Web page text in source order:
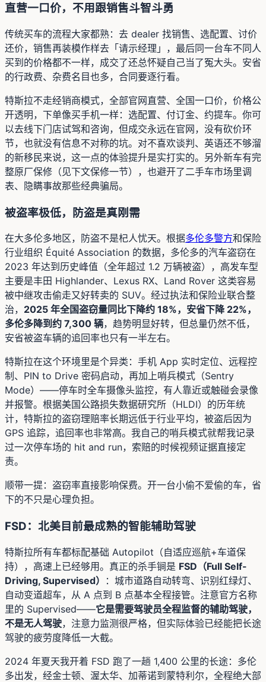
直营一口价，不用跟销售斗智斗勇
传统买车的流程大家都熟：去 dealer 找销售、选配置、讨价
还价，销售再装模作样去「请示经理」，最后同一台车不同人
买到的价格都不一样，成交了还总怀疑自己当了冤大头。安省
的行政费、杂费名目也多，合同要逐行看。
特斯拉不走经销商模式，全部官网直营、全国一口价，价格公
开透明，下单像买手机一样：选配置、付订金、约提车。你可
以去线下门店试驾和咨询，但成交永远在官网，没有砍价环
节，也就没有信息不对称的坑。对不喜欢谈判、英语还不够溜
的新移民来说，这一点的体验提升是实打实的。另外新车有完
整原厂保修（见下文保修一节），也避开了二手车市场里调
表、隐瞒事故那些经典骗局。
被盗率极低，防盗是真刚需
在大多伦多地区，防盗不是杞人忧天。根据多伦多警方和保险
行业组织 Équité Association 的数据，多伦多的汽车盗窃在
2023 年达到历史峰值（全年超过 1.2 万辆被盗），高发车型
主要是丰田 Highlander、Lexus RX、Land Rover 这类容易
被中继攻击偷走又好转卖的 SUV。经过执法和保险业联合整
治， 2025 年全国盗窃量同比下降约 18%，安省下降 22%，
多伦多降到约 7,300 辆，趋势明显好转，但总量仍然不低，
安省被盗车辆的追回率也只有一半左右。
特斯拉在这个环境里是个异类：手机 App 实时定位、远程控
制、PIN to Drive 密码启动，再加上哨兵模式（Sentry
Mode）——停车时全车摄像头监控，有人靠近或触碰会录像
并报警。根据美国公路损失数据研究所（HLDI）的历年统
计，特斯拉的盗窃理赔率长期远低于行业平均，被盗后因为
GPS 追踪，追回率也非常高。我自己的哨兵模式就帮我记录
过一次停车场的 hit and run，索赔的时候视频证据直接定
责。
顺带一提：盗窃率直接影响保费。开一台小偷不爱偷的车，省
下的不只是心理负担。
FSD：北美目前最成熟的智能辅助驾驶
特斯拉所有车都标配基础 Autopilot（自适应巡航+车道保
持），高速上已经够用。真正的杀手锏是 FSD（Full Self-
Driving, Supervised）
：城市道路自动转弯、识别红绿灯、
自动变道超车，从 A 点到 B 点基本全程接管。注意官方名称
里的 Supervised——它是需要驾驶员全程监督的辅助驾驶，
不是无人驾驶，注意力监测很严格，但实际体验已经能把长途
驾驶的疲劳度降低一大截。
2024 年夏天我开着 FSD 跑了一趟 1,400 公里的长途：多伦
多出发，经金士顿、渥太华、加蒂诺到蒙特利尔，全程绝大部